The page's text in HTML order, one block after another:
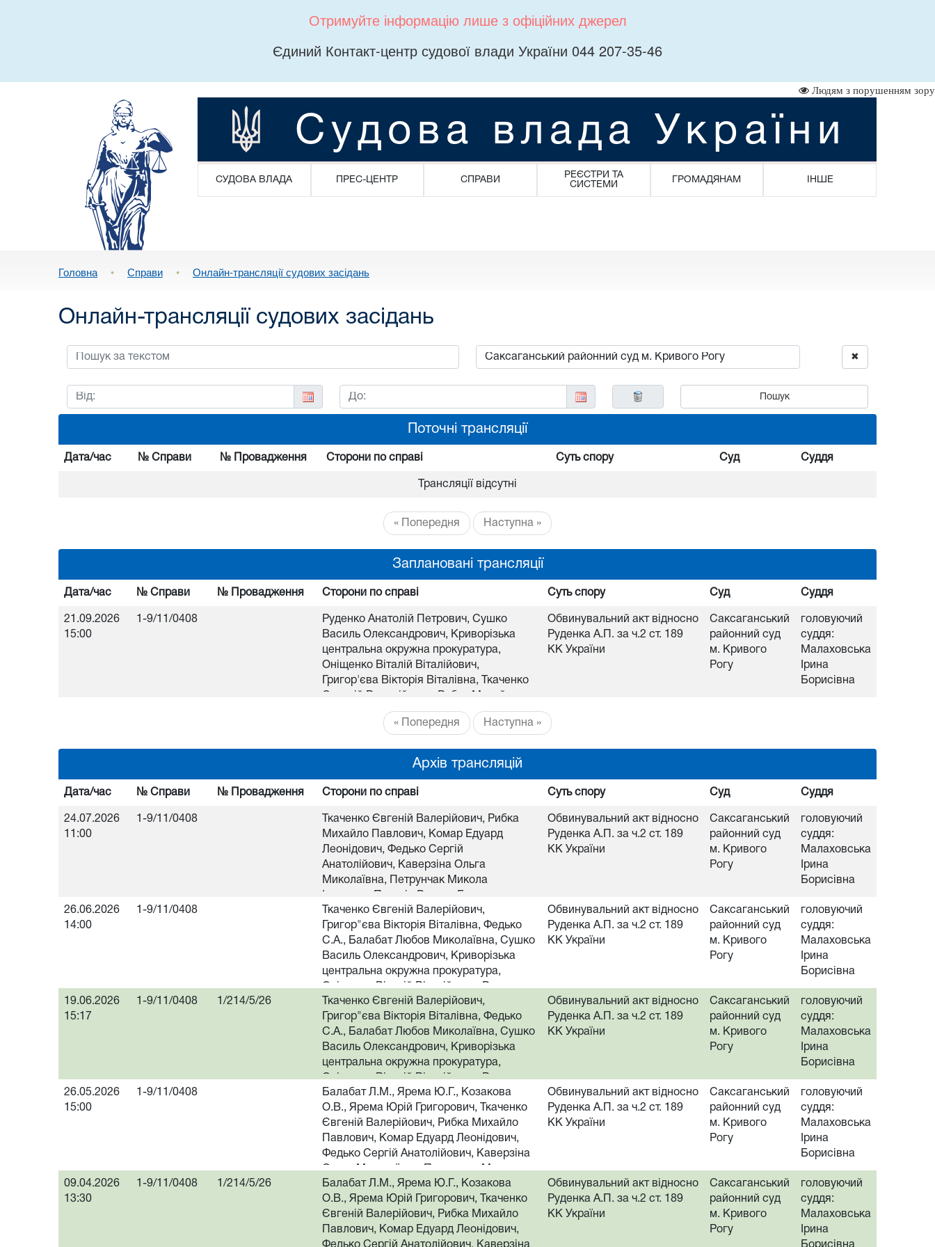
Отримуйте інформацію лише з офіційних джерел
Єдиний Контакт-центр судової влади України 044 207-35-46
Людям з порушенням зору
Судова влада України
СУДОВА ВЛАДА ПРЕС-ЦЕНТР СПРАВИ
РЕЄСТРИ ТА
СИСТЕМИ
ГРОМАДЯНАМ ІНШЕ
Головна • Справи • Онлайн-трансляції судових засідань
Онлайн-трансляції судових засідань
✖
Пошук
Поточні трансляції
Дата/час № Справи № Провадження Сторони по справі Суть спору Суд Суддя
Трансляції відсутні
« Попередня Наступна »
Заплановані трансляції
Дата/час № Справи № Провадження Сторони по справі Суть спору Суд Суддя
21.09.2026
15:00
1-9/11/0408
Руденко Анатолій Петрович, Сушко
Василь Олександрович, Криворізька
центральна окружна прокуратура,
Оніщенко Віталій Віталійович,
Григор'єва Вікторія Віталівна, Ткаченко
Павлович, Комар Едуард Леонідович,
Федько Сергій Анатолійович, Каверзіна
Іванович, Петунін Руслан Борисович,
Федько С.А., Балабат Любов
Миколаївна, Балабат Л.М., Ярема Ю.Г.,
Обвинувальний акт відносно
Руденка А.П. за ч.2 ст. 189
КК України
Саксаганський
районний суд
м. Кривого
Рогу
головуючий
суддя:
Малаховська
Ірина
Борисівна
« Попередня Наступна »
Архів трансляцій
Дата/час № Справи № Провадження Сторони по справі Суть спору Суд Суддя
24.07.2026
11:00
1-9/11/0408
Ткаченко Євгеній Валерійович, Рибка
Михайло Павлович, Комар Едуард
Леонідович, Федько Сергій
Анатолійович, Каверзіна Ольга
Миколаївна, Петрунчак Микола
Григор"єва Вікторія Віталівна, Федько
С.А., Балабат Любов Миколаївна, Сушко
Василь Олександрович, Криворізька
центральна окружна прокуратура,
Руденко Анатолій Петрович, Балабат
Л.М., Ярема Ю.Г., Козакова О.В., Ярема
Юрій Григорович, Оніщенко Віталій
Віталійович
Обвинувальний акт відносно
Руденка А.П. за ч.2 ст. 189
КК України
Саксаганський
районний суд
м. Кривого
Рогу
головуючий
суддя:
Малаховська
Ірина
Борисівна
26.06.2026
14:00
1-9/11/0408
Ткаченко Євгеній Валерійович,
Григор"єва Вікторія Віталівна, Федько
С.А., Балабат Любов Миколаївна, Сушко
Василь Олександрович, Криворізька
центральна окружна прокуратура,
Оніщенко Віталій Віталійович, Руденко
Анатолій Петрович, Рибка Михайло
Павлович, Комар Едуард Леонідович,
Федько Сергій Анатолійович, Каверзіна
Ольга Миколаївна, Петрунчак Микола
Іванович, Петунін Руслан Борисович,
Балабат Л.М., Ярема Ю.Г., Козакова
О.В., Ярема Юрій Григорович
Обвинувальний акт відносно
Руденка А.П. за ч.2 ст. 189
КК України
Саксаганський
районний суд
м. Кривого
Рогу
головуючий
суддя:
Малаховська
Ірина
Борисівна
19.06.2026
15:17
1-9/11/0408 1/214/5/26
Ткаченко Євгеній Валерійович,
Григор"єва Вікторія Віталівна, Федько
С.А., Балабат Любов Миколаївна, Сушко
Василь Олександрович, Криворізька
центральна окружна прокуратура,
Оніщенко Віталій Віталійович, Руденко
Анатолій Петрович, Рибка Михайло
Павлович, Комар Едуард Леонідович,
Федько Сергій Анатолійович, Каверзіна
Ольга Миколаївна, Петрунчак Микола
Іванович, Петунін Руслан Борисович,
Балабат Л.М., Ярема Ю.Г., Козакова
О.В., Ярема Юрій Григорович
Обвинувальний акт відносно
Руденка А.П. за ч.2 ст. 189
КК України
Саксаганський
районний суд
м. Кривого
Рогу
головуючий
суддя:
Малаховська
Ірина
Борисівна
26.05.2026
15:00
1-9/11/0408
Балабат Л.М., Ярема Ю.Г., Козакова
О.В., Ярема Юрій Григорович, Ткаченко
Євгеній Валерійович, Рибка Михайло
Павлович, Комар Едуард Леонідович,
Федько Сергій Анатолійович, Каверзіна
Ольга Миколаївна, Петрунчак Микола
Іванович, Петунін Руслан Борисович,
Григор"єва Вікторія Віталівна, Федько
С.А., Балабат Любов Миколаївна, Сушко
Василь Олександрович, Криворізька
Обвинувальний акт відносно
Руденка А.П. за ч.2 ст. 189
КК України
Саксаганський
районний суд
м. Кривого
Рогу
головуючий
суддя:
Малаховська
Ірина
Борисівна
09.04.2026
13:30
1-9/11/0408 1/214/5/26
Балабат Л.М., Ярема Ю.Г., Козакова
О.В., Ярема Юрій Григорович, Ткаченко
Євгеній Валерійович, Рибка Михайло
Павлович, Комар Едуард Леонідович,
Обвинувальний акт відносно
Руденка А.П. за ч.2 ст. 189
КК України
Саксаганський
районний суд
м. Кривого
Рогу
головуючий
суддя:
Малаховська
Ірина